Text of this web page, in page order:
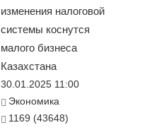
изменения налоговой
системы коснутся
малого бизнеса
Казахстана
30.01.2025 11:00
Экономика
1169 (43648)